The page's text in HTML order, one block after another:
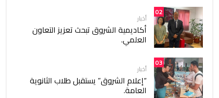
02
أخبار
أكاديمية الشروق تبحث تعزيز التعاون
العلمي.
03
أخبار
“إعلام الشروق” يستقبل طلاب الثانوية
العامة.